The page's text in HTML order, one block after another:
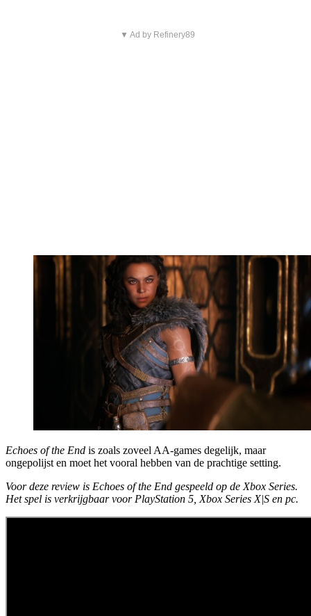
▼ Ad by Refinery89
Echoes of the End is zoals zoveel AA-games degelijk, maar
ongepolijst en moet het vooral hebben van de prachtige setting.
Voor deze review is Echoes of the End gespeeld op de Xbox Series.
Het spel is verkrijgbaar voor PlayStation 5, Xbox Series X|S en pc.